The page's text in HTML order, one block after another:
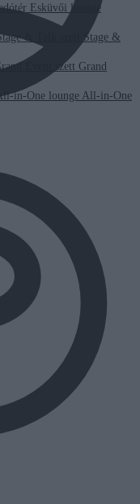
Esküvői lounge
Stage &
Grand
All-in-One